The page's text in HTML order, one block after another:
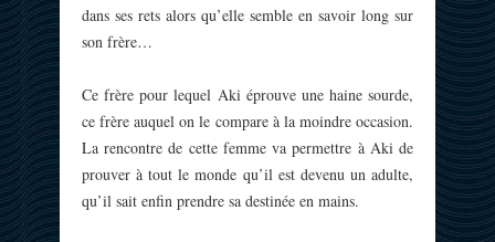
dans ses rets alors qu’elle semble en savoir long sur
son frère…
Ce frère pour lequel Aki éprouve une haine sourde,
ce frère auquel on le compare à la moindre occasion.
La rencontre de cette femme va permettre à Aki de
prouver à tout le monde qu’il est devenu un adulte,
qu’il sait enfin prendre sa destinée en mains.